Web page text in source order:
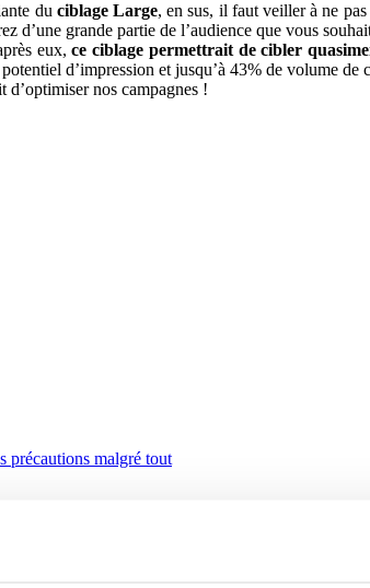
du ciblage Large, en sus, il faut veiller à ne
d’une grande partie de l’audience que vous
eux,ce ciblage permettrait de cibler
d’impression et jusqu’à 43% de volume de
d’optimiser nos campagnes !
malgré tout